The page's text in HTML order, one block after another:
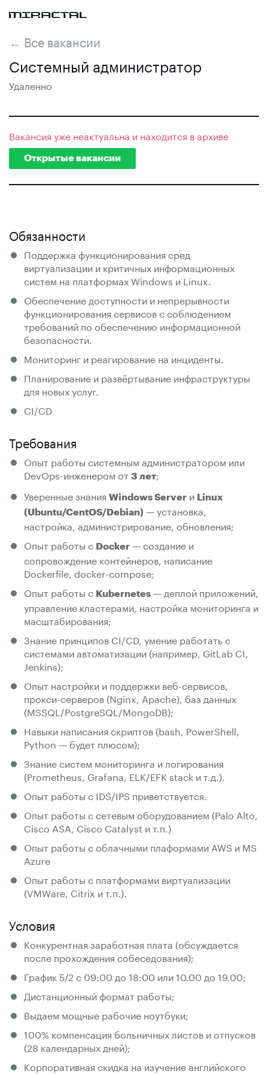
← Все вакансии
Системный администратор
Удаленно
Вакансия уже неактуальна и находится в архиве
Открытые вакансии
Обязанности
Поддержка функционирования сред
виртуализации и критичных информационных
систем на платформах Windows и Linux.
Обеспечение доступности и непрерывности
функционирования сервисов с соблюдением
требований по обеспечению информационной
безопасности.
Мониторинг и реагирование на инциденты.
Планирование и развёртывание инфраструктуры
для новых услуг.
CI/CD
Требования
Опыт работы системным администратором или
DevOps-инженером от 3 лет;
Уверенные знания Windows Server и Linux
(Ubuntu/CentOS/Debian) — установка,
настройка, администрирование, обновления;
Опыт работы с Docker — создание и
сопровождение контейнеров, написание
Dockerfile, docker-compose;
Опыт работы с Kubernetes — деплой приложений,
управление кластерами, настройка мониторинга и
масштабирования;
Знание принципов CI/CD, умение работать с
системами автоматизации (например, GitLab CI,
Jenkins);
Опыт настройки и поддержки веб-сервисов,
прокси-серверов (Nginx, Apache), баз данных
(MSSQL/PostgreSQL/MongoDB);
Навыки написания скриптов (bash, PowerShell,
Python — будет плюсом);
Знание систем мониторинга и логирования
(Prometheus, Grafana, ELK/EFK stack и т.д.).
Опыт работы с IDS/IPS приветствуется.
Опыт работы с сетевым оборудованием (Palo Alto,
Cisco ASA, Cisco Catalyst и т.п.)
Опыт работы с облачными плаформами AWS и MS
Azure
Опыт работы с платформами виртуализации
(VMWare, Citrix и т.п.).
Условия
Конкурентная заработная плата (обсуждается
после прохождения собеседования);
График 5/2 c 09:00 до 18:00 или 10.00 до 19.00;
Дистанционный формат работы;
Выдаем мощные рабочие ноутбуки;
100% компенсация больничных листов и отпусков
(28 календарных дней);
Корпоративная скидка на изучение английского